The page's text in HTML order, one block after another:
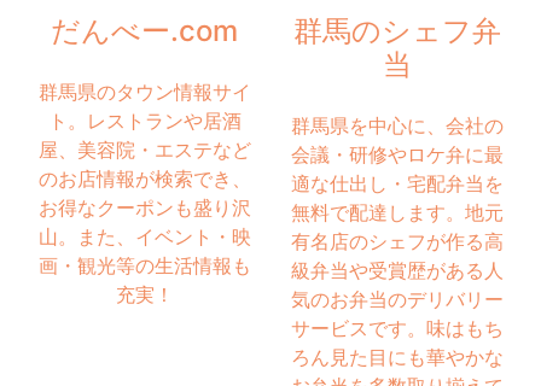
だんべー.com
群馬県のタウン情報サイ
ト。レストランや居酒
屋、美容院・エステなど
のお店情報が検索でき、
お得なクーポンも盛り沢
山。また、イベント・映
画・観光等の生活情報も
充実！
群馬のシェフ弁
当
群馬県を中心に、会社の
会議・研修やロケ弁に最
適な仕出し・宅配弁当を
無料で配達します。地元
有名店のシェフが作る高
級弁当や受賞歴がある人
気のお弁当のデリバリー
サービスです。味はもち
ろん見た目にも華やかな